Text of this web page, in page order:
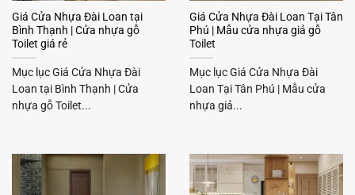
Giá Cửa Nhựa Đài Loan tại
Bình Thạnh | Cửa nhựa gỗ
Toilet giá rẻ
Mục lục Giá Cửa Nhựa Đài
Loan tại Bình Thạnh | Cửa
nhựa gỗ Toilet...
Giá Cửa Nhựa Đài Loan Tại Tân
Phú | Mẫu cửa nhựa giả gỗ
Toilet
Mục lục Giá Cửa Nhựa Đài
Loan Tại Tân Phú | Mẫu cửa
nhựa giả...